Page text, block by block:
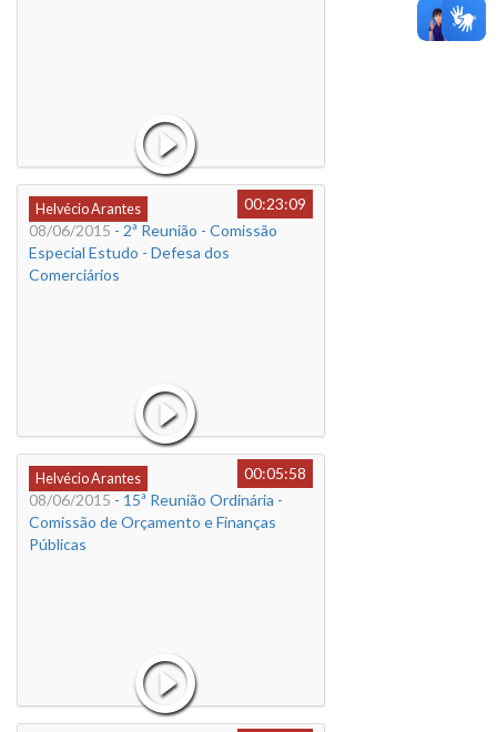
Helvécio Arantes
00:23:09
08/06/2015 - 2ª Reunião - Comissão
Especial Estudo - Defesa dos
Comerciários
Helvécio Arantes
00:05:58
08/06/2015 - 15ª Reunião Ordinária -
Comissão de Orçamento e Finanças
Públicas